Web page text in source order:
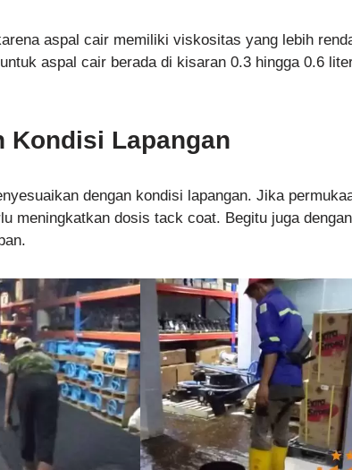
aspal cair memiliki viskositas yang lebih
aspal cair berada di kisaran 0.3 hingga 0.6
Kondisi Lapangan
dengan kondisi lapangan. Jika
meningkatkan dosis tack coat. Begitu juga dengan